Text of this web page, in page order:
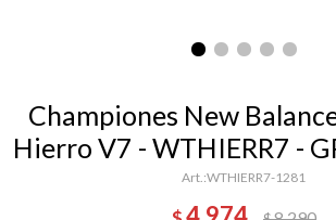
Championes New
Hierro V7 - WTHIERR7 -
WTHIERR7-1281